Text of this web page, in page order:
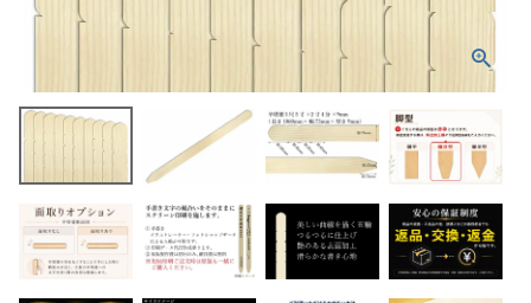
商品から探す
会員メニュー